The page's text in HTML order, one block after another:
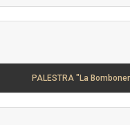
PALESTRA "La